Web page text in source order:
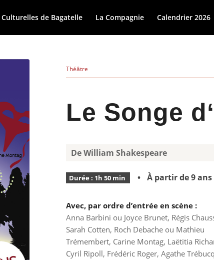
Culturelles de Bagatelle La Compagnie Calendrier 2026
Théâtre
Le Songe
De William Shakespeare
Durée : 1h 50 min • À partir de 9 ans
Avec, par ordre d’entrée en scène :
Anna Barbini ou Joyce Brunet, Régis
Sarah Cotten, Roch Debache ou Mathieu
Trémembert, Carine Montag, Laëtitia
Cyril Ripoll, Frédéric Roger, Agathe